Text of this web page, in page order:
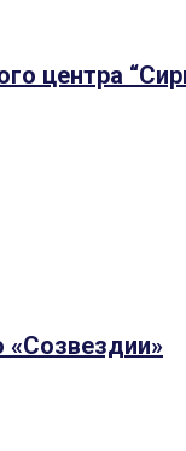
центра